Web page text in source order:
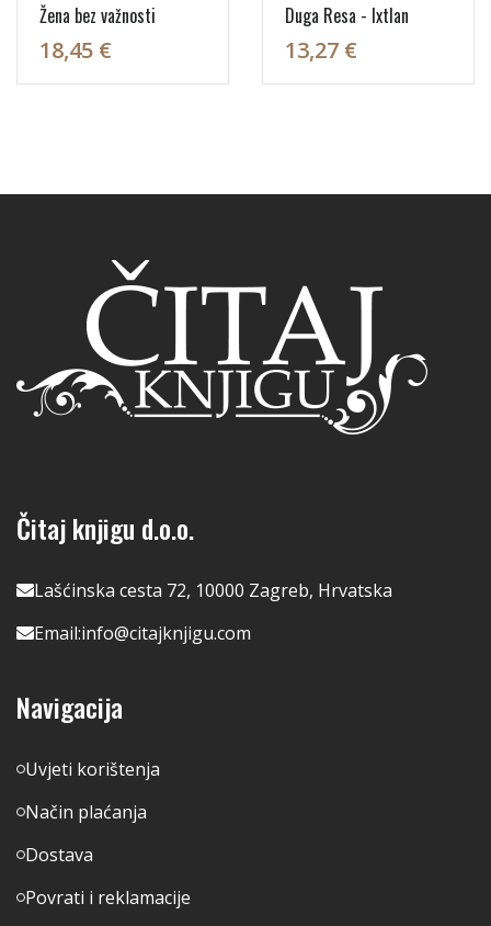
Žena bez važnosti
18,45 €
Duga Resa - Ixtlan
13,27 €
Čitaj knjigu d.o.o.
Lašćinska cesta 72, 10000 Zagreb, Hrvatska
Email:info@citajknjigu.com
Navigacija
Uvjeti korištenja
Način plaćanja
Dostava
Povrati i reklamacije